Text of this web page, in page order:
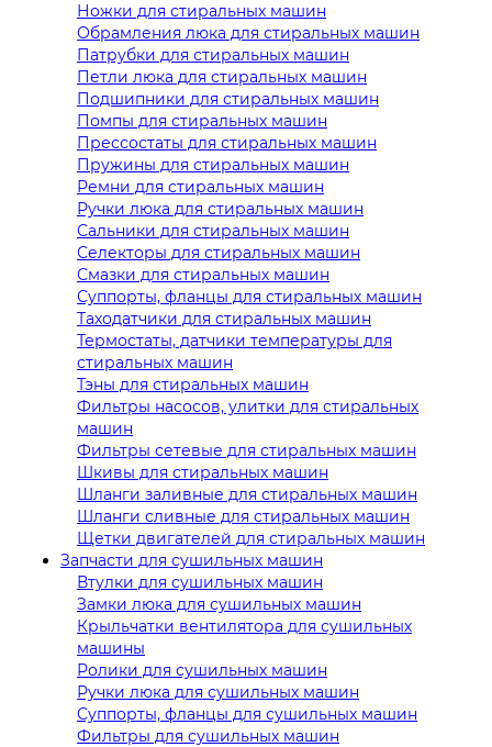
Ножки для стиральных машин
Обрамления люка для стиральных машин
Патрубки для стиральных машин
Петли люка для стиральных машин
Подшипники для стиральных машин
Помпы для стиральных машин
Прессостаты для стиральных машин
Пружины для стиральных машин
Ремни для стиральных машин
Ручки люка для стиральных машин
Сальники для стиральных машин
Селекторы для стиральных машин
Смазки для стиральных машин
Суппорты, фланцы для стиральных машин
Таходатчики для стиральных машин
Термостаты, датчики температуры для
стиральных машин
Тэны для стиральных машин
Фильтры насосов, улитки для стиральных
машин
Фильтры сетевые для стиральных машин
Шкивы для стиральных машин
Шланги заливные для стиральных машин
Шланги сливные для стиральных машин
Щетки двигателей для стиральных машин
Запчасти для сушильных машин
Втулки для сушильных машин
Замки люка для сушильных машин
Крыльчатки вентилятора для сушильных
машины
Ролики для сушильных машин
Ручки люка для сушильных машин
Суппорты, фланцы для сушильных машин
Фильтры для сушильных машин